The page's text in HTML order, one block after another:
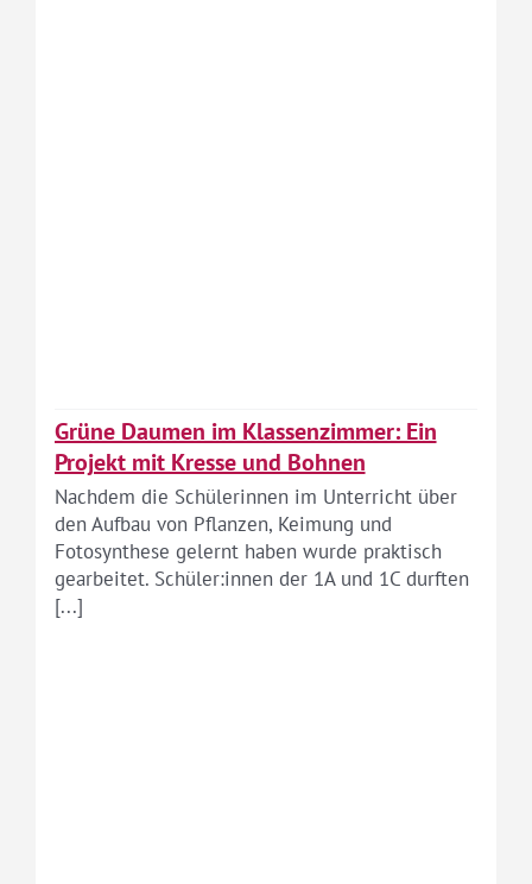
Grüne Daumen im Klassenzimmer: Ein
Projekt mit Kresse und Bohnen
Nachdem die Schülerinnen im Unterricht über
den Aufbau von Pflanzen, Keimung und
Fotosynthese gelernt haben wurde praktisch
gearbeitet. Schüler:innen der 1A und 1C durften
[...]